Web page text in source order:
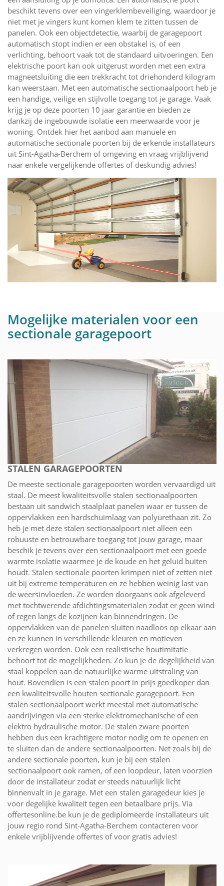
beschikt tevens over een vingerklembeveiliging, waardoor je
niet met je vingers kunt komen klem te zitten tussen de
panelen. Ook een objectdetectie, waarbij de garagepoort
automatisch stopt indien er een obstakel is, of een
verlichting, behoort vaak tot de standaard uitvoeringen. Een
elektrische poort kan ook uitgerust worden met een extra
magneetsluiting die een trekkracht tot driehonderd kilogram
kan weerstaan. Met een automatische sectionaalpoort heb je
een handige, veilige en stijlvolle toegang tot je garage. Vaak
krijg je op deze poorten 10 jaar garantie en bieden ze
dankzij de ingebouwde isolatie een meerwaarde voor je
woning. Ontdek hier het aanbod aan manuele en
automatische sectionale poorten bij de erkende installateurs
uit Sint-Agatha-Berchem of omgeving en vraag vrijblijvend
naar enkele vergelijkende offertes of deskundig advies!
Mogelijke materialen voor een
sectionale garagepoort
STALEN GARAGEPOORTEN
De meeste sectionale garagepoorten worden vervaardigd uit
staal. De meest kwaliteitsvolle stalen sectionaalpoorten
bestaan uit sandwich staalplaat panelen waar er tussen de
oppervlakken een hardschuimlaag van polyurethaan zit. Zo
heb je met deze stalen sectionaalpoort niet alleen een
robuuste en betrouwbare toegang tot jouw garage, maar
beschik je tevens over een sectionaalpoort met een goede
warmte isolatie waarmee je de koude en het geluid buiten
houdt. Stalen sectionale poorten krimpen niet of zetten niet
uit bij extreme temperaturen en ze hebben weinig last van
de weersinvloeden. Ze worden doorgaans ook afgeleverd
met tochtwerende afdichtingsmaterialen zodat er geen wind
of regen langs de kozijnen kan binnendringen. De
oppervlakken van de panelen sluiten naadloos op elkaar aan
en ze kunnen in verschillende kleuren en motieven
verkregen worden. Ook een realistische houtimitatie
behoort tot de mogelijkheden. Zo kun je de degelijkheid van
staal koppelen aan de natuurlijke warme uitstraling van
hout. Bovendien is een stalen poort in prijs goedkoper dan
een kwaliteitsvolle houten sectionale garagepoort. Een
stalen sectionaalpoort werkt meestal met automatische
aandrijvingen via een sterke elektromechanische of een
elektro hydraulische motor. De stalen zware poorten
hebben dus een krachtigere motor nodig om te openen en
te sluiten dan de andere sectionaalpoorten. Net zoals bij de
andere sectionale poorten, kun je bij een stalen
sectionaalpoort ook ramen, of een loopdeur, laten voorzien
door de installateur zodat er steeds natuurlijk licht
binnenvalt in je garage. Met een stalen garagedeur kies je
voor degelijke kwaliteit tegen een betaalbare prijs. Via
offertesonline.be kun je de gediplomeerde installateurs uit
jouw regio rond Sint-Agatha-Berchem contacteren voor
enkele vrijblijvende offertes of voor gratis advies!